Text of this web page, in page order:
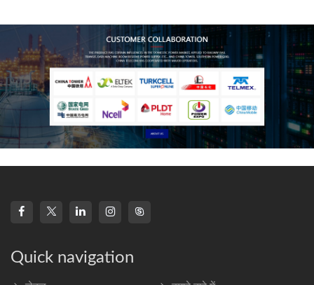
Quick navigation